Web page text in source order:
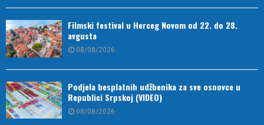
Filmski festival u Herceg Novom od 22. do 28.
avgusta
08/08/2026
Podjela besplatnih udžbenika za sve osnovce u
Republici Srpskoj (VIDEO)
08/08/2026